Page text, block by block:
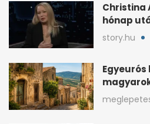
Christina
hónap
okokról
story.hu
de